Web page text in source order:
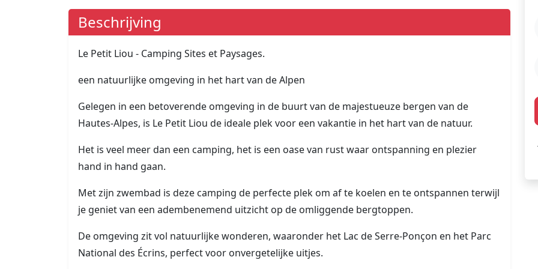
Beschrijving
Le Petit Liou - Camping Sites et Paysages.
een natuurlijke omgeving in het hart van de Alpen
Gelegen in een betoverende omgeving in de buurt van de majestueuze bergen van de
Hautes-Alpes, is Le Petit Liou de ideale plek voor een vakantie in het hart van de natuur.
Het is veel meer dan een camping, het is een oase van rust waar ontspanning en plezier
hand in hand gaan.
Met zijn zwembad is deze camping de perfecte plek om af te koelen en te ontspannen terwijl
je geniet van een adembenemend uitzicht op de omliggende bergtoppen.
De omgeving zit vol natuurlijke wonderen, waaronder het Lac de Serre-Ponçon en het Parc
National des Écrins, perfect voor onvergetelijke uitjes.